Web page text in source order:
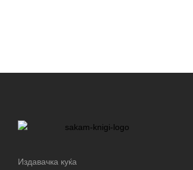
Издавачка куќа